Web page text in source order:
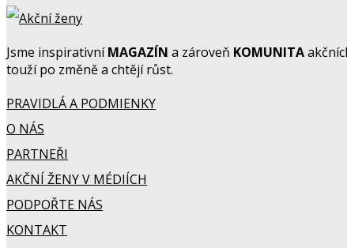
Jsme inspirativníMAGAZÍN a zároveň KOMUNITA
touží po změně a chtějí růst.
PRAVIDLÁ A PODMIENKY
O NÁS
PARTNEŘI
AKČNÍ ŽENY V MÉDIÍCH
PODPOŘTE NÁS
KONTAKT